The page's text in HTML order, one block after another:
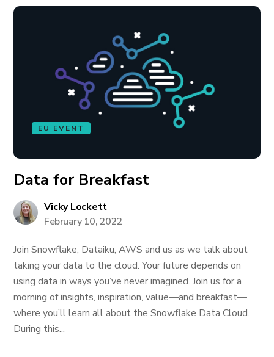
EU EVENT
Data for Breakfast
Vicky Lockett
February 10, 2022
Join Snowflake, Dataiku, AWS and us as we talk about
taking your data to the cloud. Your future depends on
using data in ways you’ve never imagined. Join us for a
morning of insights, inspiration, value—and breakfast—
where you’ll learn all about the Snowflake Data Cloud.
During this...